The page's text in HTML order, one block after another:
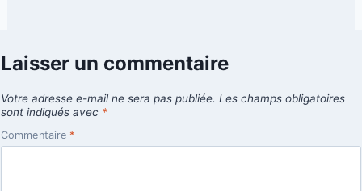
Laisser un commentaire
Votre adresse e-mail ne sera pas publiée. Les champs obligatoires
sont indiqués avec *
Commentaire *